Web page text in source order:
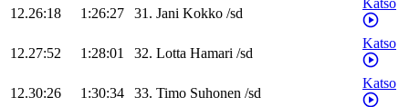
12.26:18 1:26:27 31. Jani Kokko /sd
Katso
12.27:52 1:28:01 32. Lotta Hamari /sd
Katso
12.30:26 1:30:34 33. Timo Suhonen /sd
Katso